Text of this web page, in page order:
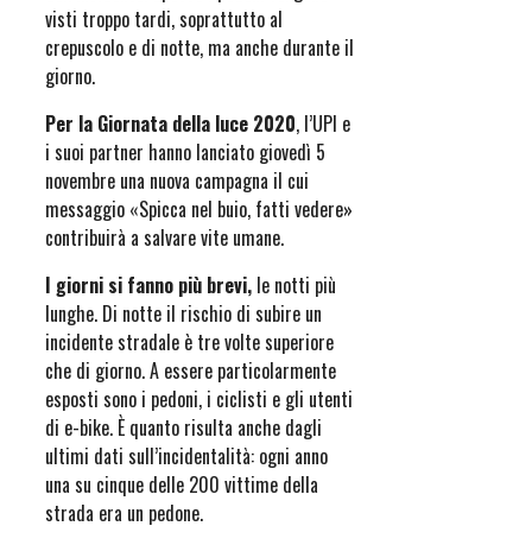
visti troppo tardi, soprattutto al
crepuscolo e di notte, ma anche durante il
giorno.
Per la Giornata della luce 2020, l’UPI e
i suoi partner hanno lanciato giovedì 5
novembre una nuova campagna il cui
messaggio «Spicca nel buio, fatti vedere»
contribuirà a salvare vite umane.
I giorni si fanno più brevi, le notti più
lunghe. Di notte il rischio di subire un
incidente stradale è tre volte superiore
che di giorno. A essere particolarmente
esposti sono i pedoni, i ciclisti e gli utenti
di e-bike. È quanto risulta anche dagli
ultimi dati sull’incidentalità: ogni anno
una su cinque delle 200 vittime della
strada era un pedone.